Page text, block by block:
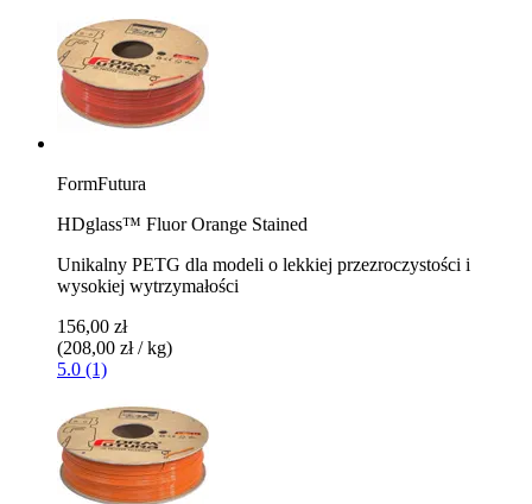
FormFutura
HDglass™ Fluor Orange Stained
Unikalny PETG dla modeli o lekkiej przezroczystości i
wysokiej wytrzymałości
156,00 zł
(208,00 zł / kg)
5.0 (1)